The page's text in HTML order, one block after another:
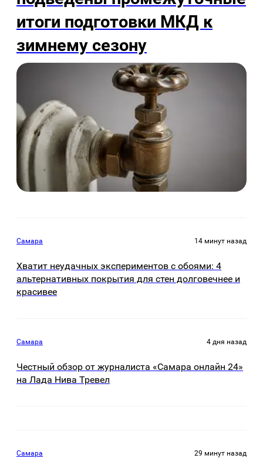
итоги подготовки МКД к
зимнему сезону
Самара 14 минут назад
Хватит неудачных экспериментов с обоями: 4
альтернативных покрытия для стен долговечнее и
красивее
Самара 4 дня назад
Честный обзор от журналиста «Самара онлайн 24»
на Лада Нива Тревел
Самара 29 минут назад